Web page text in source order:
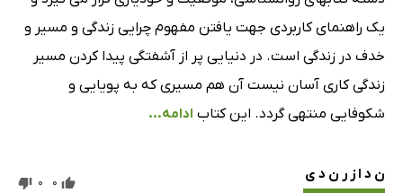
یک راهنمای کاربردی جهت یافتن مفهوم چرایی زندگی و مسیر و
خدف در زندگی است. در دنیایی پر از آشفتگی پیدا کردن مسیر
زندگی کاری آسان نیست آن هم مسیری که به پویایی و
شکوفایی منتهی گردد. این کتاب ادامه...
ن د ا ز ر ن د ی 0
0